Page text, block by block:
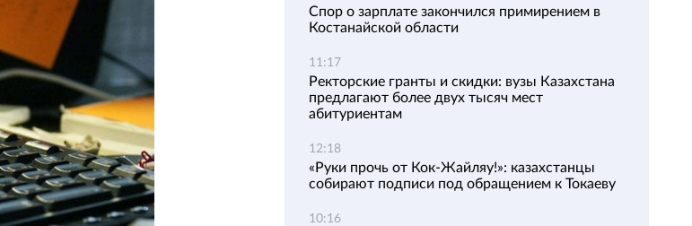
Спор о зарплате закончился примирением в
Костанайской области
11:17
Ректорские гранты и скидки: вузы Казахстана
предлагают более двух тысяч мест
абитуриентам
12:18
«Руки прочь от Кок-Жайляу!»: казахстанцы
собирают подписи под обращением к Токаеву
10:16